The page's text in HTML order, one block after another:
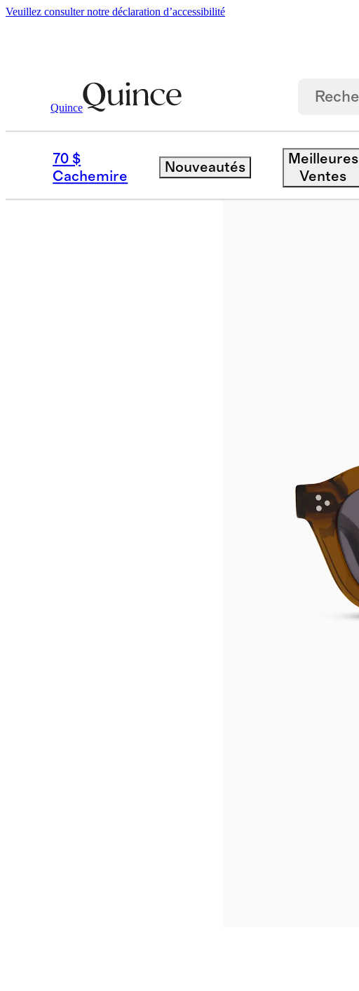
Veuillez consulter notre déclaration d’accessibilité
Quince
70 $
Cachemire
Nouveautés
Meilleures
Ventes
Sacs Et Accessoires